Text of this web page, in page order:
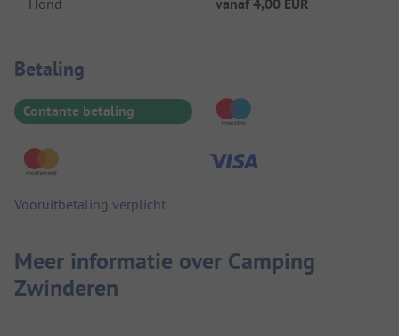
vanaf4,00 EUR
Betaalinformatie
Betaling
Contante betaling
Vooruitbetaling verplicht
Meer informatie over Camping
Zwinderen